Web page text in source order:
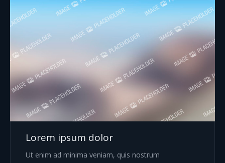
Lorem ipsum dolor
Ut enim ad minima veniam, quis nostrum